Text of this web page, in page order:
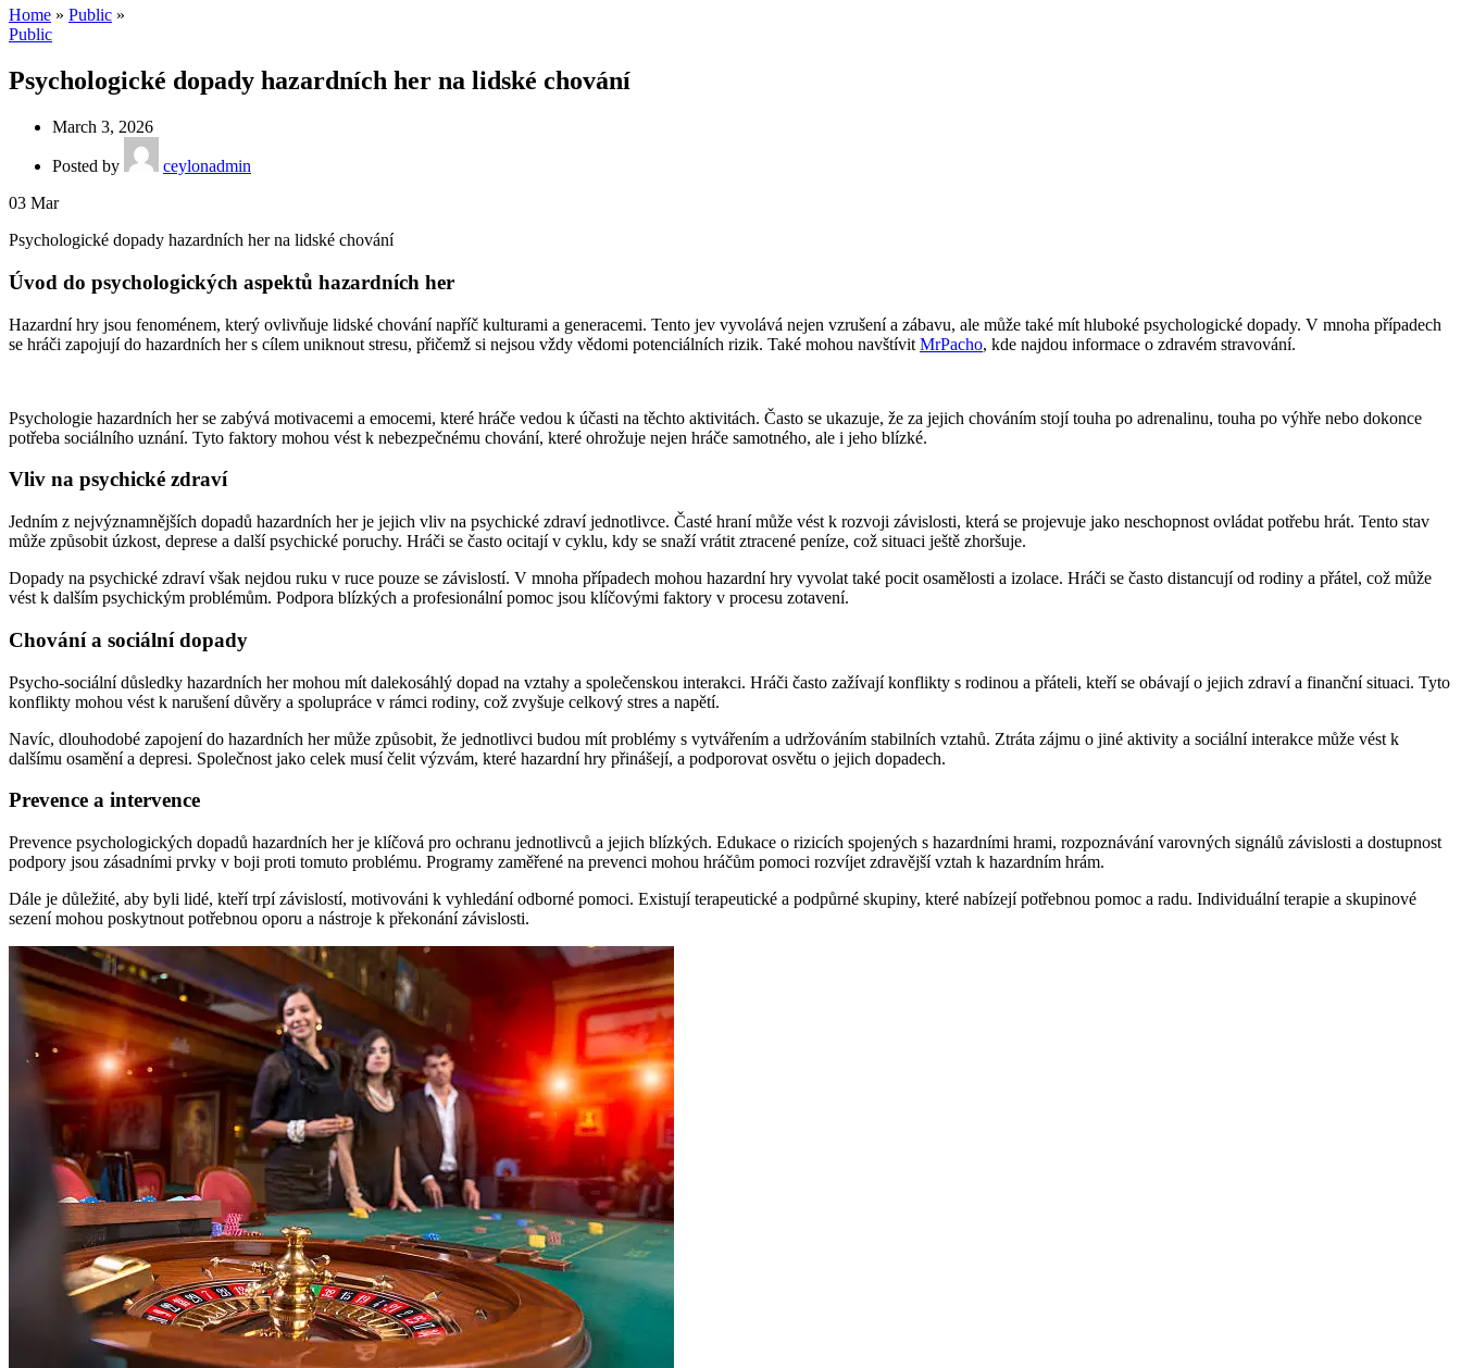
Home » Public »
Public
Psychologické dopady hazardních her na lidské chování
March 3, 2026
Posted by
ceylonadmin
03 Mar
Psychologické dopady hazardních her na lidské chování
Úvod do psychologických aspektů hazardních her
Hazardní hry jsou fenoménem, který ovlivňuje lidské chování napříč kulturami a generacemi. Tento jev vyvolává nejen vzrušení a zábavu, ale může také mít hluboké psychologické dopady. V mnoha případech
se hráči zapojují do hazardních her s cílem uniknout stresu, přičemž si nejsou vždy vědomi potenciálních rizik. Také mohou navštívit MrPacho, kde najdou informace o zdravém stravování.
Psychologie hazardních her se zabývá motivacemi a emocemi, které hráče vedou k účasti na těchto aktivitách. Často se ukazuje, že za jejich chováním stojí touha po adrenalinu, touha po výhře nebo dokonce
potřeba sociálního uznání. Tyto faktory mohou vést k nebezpečnému chování, které ohrožuje nejen hráče samotného, ale i jeho blízké.
Vliv na psychické zdraví
Jedním z nejvýznamnějších dopadů hazardních her je jejich vliv na psychické zdraví jednotlivce. Časté hraní může vést k rozvoji závislosti, která se projevuje jako neschopnost ovládat potřebu hrát. Tento stav
může způsobit úzkost, deprese a další psychické poruchy. Hráči se často ocitají v cyklu, kdy se snaží vrátit ztracené peníze, což situaci ještě zhoršuje.
Dopady na psychické zdraví však nejdou ruku v ruce pouze se závislostí. V mnoha případech mohou hazardní hry vyvolat také pocit osamělosti a izolace. Hráči se často distancují od rodiny a přátel, což může
vést k dalším psychickým problémům. Podpora blízkých a profesionální pomoc jsou klíčovými faktory v procesu zotavení.
Chování a sociální dopady
Psycho-sociální důsledky hazardních her mohou mít dalekosáhlý dopad na vztahy a společenskou interakci. Hráči často zažívají konflikty s rodinou a přáteli, kteří se obávají o jejich zdraví a finanční situaci. Tyto
konflikty mohou vést k narušení důvěry a spolupráce v rámci rodiny, což zvyšuje celkový stres a napětí.
Navíc, dlouhodobé zapojení do hazardních her může způsobit, že jednotlivci budou mít problémy s vytvářením a udržováním stabilních vztahů. Ztráta zájmu o jiné aktivity a sociální interakce může vést k
dalšímu osamění a depresi. Společnost jako celek musí čelit výzvám, které hazardní hry přinášejí, a podporovat osvětu o jejich dopadech.
Prevence a intervence
Prevence psychologických dopadů hazardních her je klíčová pro ochranu jednotlivců a jejich blízkých. Edukace o rizicích spojených s hazardními hrami, rozpoznávání varovných signálů závislosti a dostupnost
podpory jsou zásadními prvky v boji proti tomuto problému. Programy zaměřené na prevenci mohou hráčům pomoci rozvíjet zdravější vztah k hazardním hrám.
Dále je důležité, aby byli lidé, kteří trpí závislostí, motivováni k vyhledání odborné pomoci. Existují terapeutické a podpůrné skupiny, které nabízejí potřebnou pomoc a radu. Individuální terapie a skupinové
sezení mohou poskytnout potřebnou oporu a nástroje k překonání závislosti.